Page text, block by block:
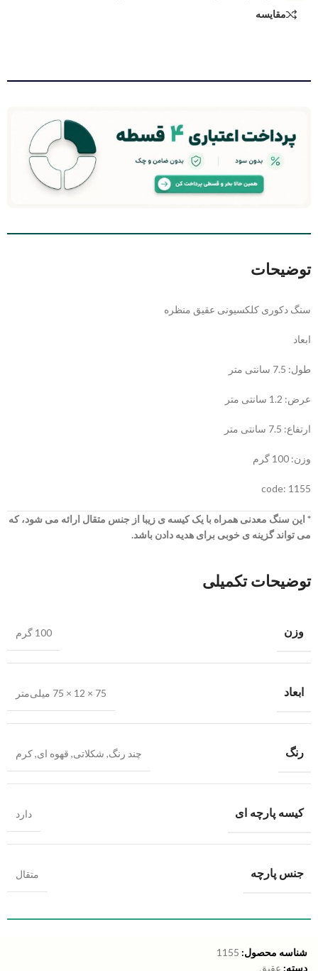
مقایسه
توضیحات
سنگ دکوری کلکسیونی عقیق منظره
ابعاد
طول: 7.5 سانتی متر
عرض: 1.2 سانتی متر
ارتفاع: 7.5 سانتی متر
وزن: 100 گرم
code: 1155
* این سنگ معدنی همراه با یک کیسه ی زیبا از جنس متقال ارائه می شود، که
می تواند گزینه ی خوبی برای هدیه دادن باشد.
توضیحات تکمیلی
وزن 100 گرم
ابعاد 75 × 12 × 75 میلی‌متر
رنگ چند رنگ, شکلاتی, قهوه ای,کرم
کیسه پارچه ای دارد
جنس پارچه متقال
شناسه محصول: 1155
دسته: عقیق